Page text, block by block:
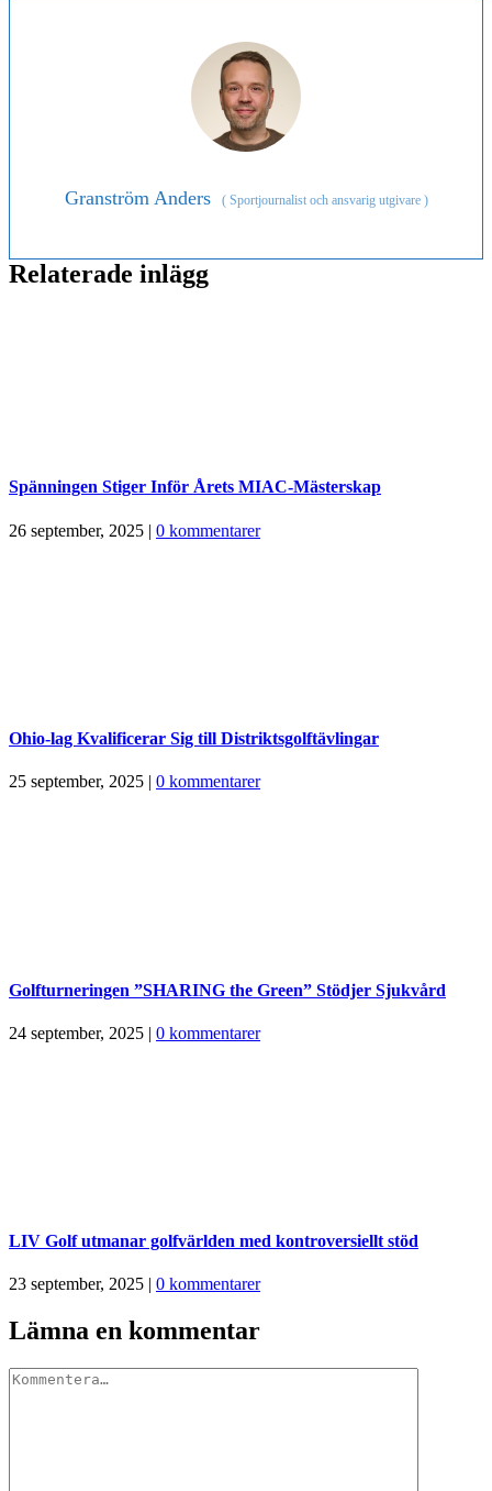
Granström Anders (Sportjournalist och ansvarig utgivare )
Relaterade inlägg
Spänningen Stiger Inför Årets MIAC-Mästerskap
26 september, 2025 | 0 kommentarer
Ohio-lag Kvalificerar Sig till Distriktsgolftävlingar
25 september, 2025 | 0 kommentarer
Golfturneringen ”SHARING the Green” Stödjer Sjukvård
24 september, 2025 | 0 kommentarer
LIV Golf utmanar golfvärlden med kontroversiellt stöd
23 september, 2025 | 0 kommentarer
Lämna en kommentar
Kommentar